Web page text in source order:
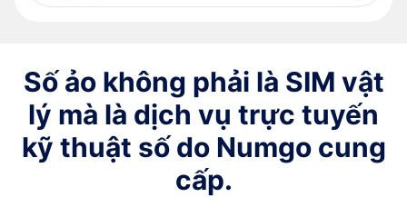
Số ảo không phải là SIM vật
lý mà là dịch vụ trực tuyến
kỹ thuật số do Numgo cung
cấp.